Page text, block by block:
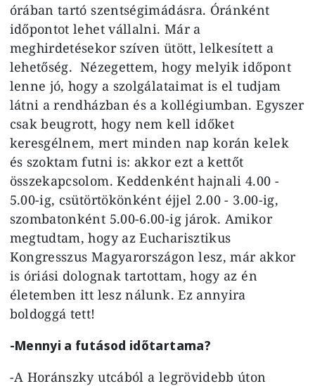
órában tartó szentségimádásra. Óránként
időpontot lehet vállalni. Már a
meghirdetésekor szíven ütött, lelkesített a
lehetőség. Nézegettem, hogy melyik időpont
lenne jó, hogy a szolgálataimat is el tudjam
látni a rendházban és a kollégiumban. Egyszer
csak beugrott, hogy nem kell időket
keresgélnem, mert minden nap korán kelek
és szoktam futni is: akkor ezt a kettőt
összekapcsolom. Keddenként hajnali 4.00 -
5.00-ig, csütörtökönként éjjel 2.00 - 3.00-ig,
szombatonként 5.00-6.00-ig járok. Amikor
megtudtam, hogy az Eucharisztikus
Kongresszus Magyarországon lesz, már akkor
is óriási dolognak tartottam, hogy az én
életemben itt lesz nálunk. Ez annyira
boldoggá tett!
-Mennyi a futásod időtartama?
-A Horánszky utcából a legrövidebb úton